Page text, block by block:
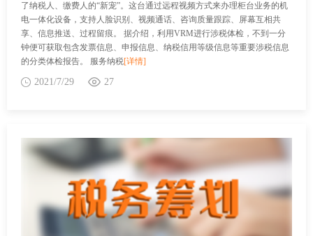
了纳税人、缴费人的“新宠”。这台通过远程视频方式来办理柜台业务的机
电一体化设备，支持人脸识别、视频通话、咨询质量跟踪、屏幕互相共
享、信息推送、过程留痕。 据介绍，利用VRM进行涉税体检，不到一分
钟便可获取包含发票信息、申报信息、纳税信用等级信息等重要涉税信息
的分类体检报告。 服务纳税[详情]
2021/7/29 27